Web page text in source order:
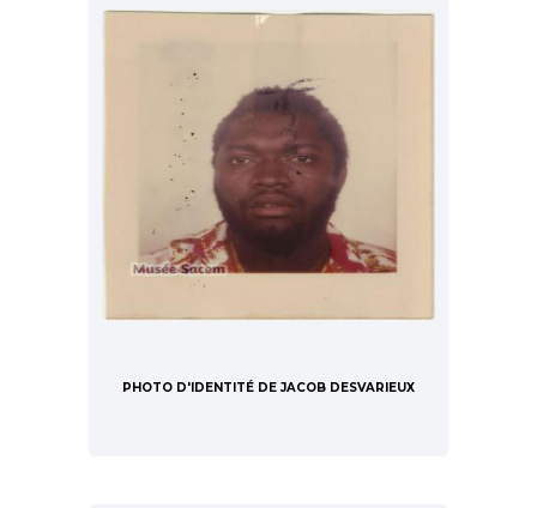
PHOTO D'IDENTITÉ DE JACOB DESVARIEUX